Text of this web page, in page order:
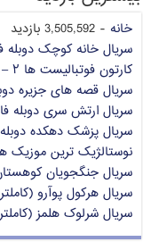
خانه - 3,505,592 بازدید
سریال خانه کوچک دوبله
کارتون فوتبالیست ها ۲ – کامل (دوبله فارسی)
سریال قصه های جزیره
سریال ارتش سری دوبله
سریال پزشک دهکده
نوستالژیک ترین موزیک
سریال جنگجویان
سریال هرکول پوآرو
سریال شرلوک هلمز